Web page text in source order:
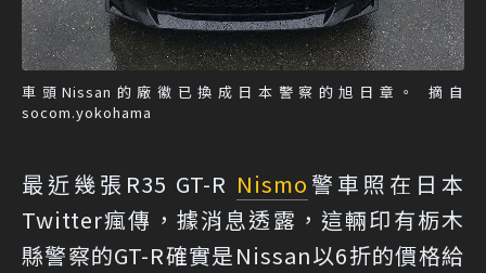
車頭Nissan的廠徽已換成日本警察的旭日章。 摘自
socom.yokohama
最近幾張R35 GT-R Nismo 警車照在日本
Twitter瘋傳，據消息透露，這輛印有栃木
縣警察的GT-R確實是Nissan以6折的價格給